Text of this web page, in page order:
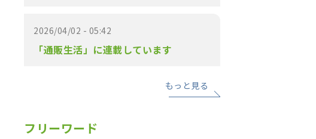
2026/04/02 - 05:42
「通販生活」に連載しています
もっと見る
フリーワード